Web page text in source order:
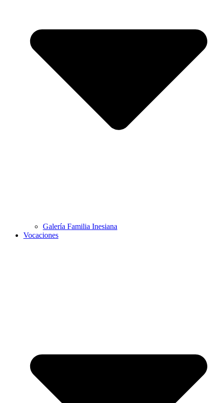
Galería Familia Inesiana
Vocaciones